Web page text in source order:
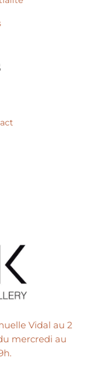
Vidal au 2
mercredi au